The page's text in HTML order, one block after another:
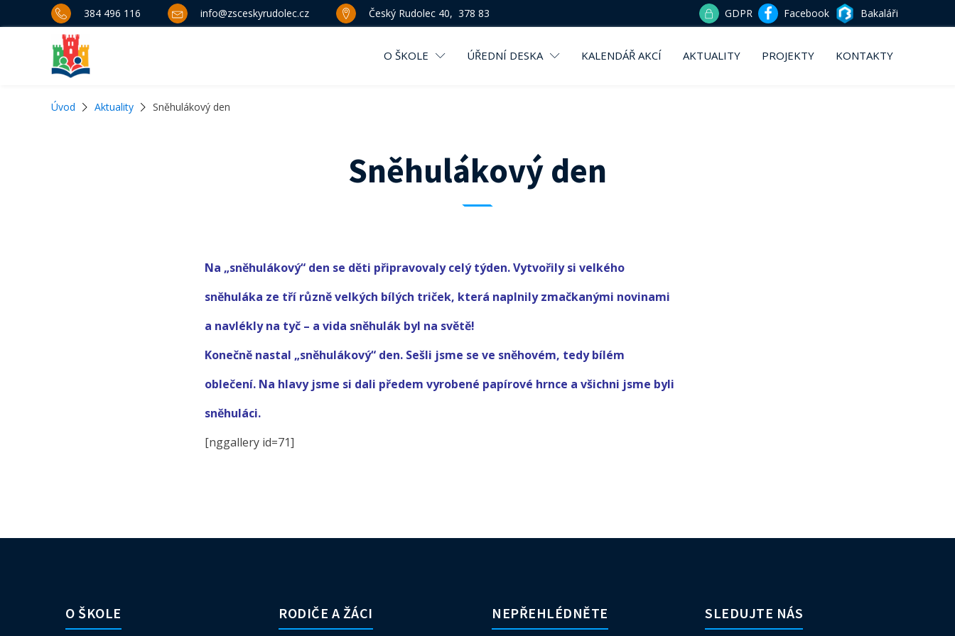
384 496 116 info@zsceskyrudolec.cz Český Rudolec 40, 378 83 GDPR Facebook Bakaláři
O ŠKOLE ÚŘEDNÍ DESKA KALENDÁŘ AKCÍ AKTUALITY PROJEKTY KONTAKTY
Úvod Aktuality Sněhulákový den
Sněhulákový den
Na „sněhulákový“ den se děti připravovaly celý týden. Vytvořily si velkého
sněhuláka ze tří různě velkých bílých triček, která naplnily zmačkanými novinami
a navlékly na tyč – a vida sněhulák byl na světě!
Konečně nastal „sněhulákový“ den. Sešli jsme se ve sněhovém, tedy bílém
oblečení. Na hlavy jsme si dali předem vyrobené papírové hrnce a všichni jsme byli
sněhuláci.
[nggallery id=71]
O ŠKOLE RODIČE A ŽÁCI NEPŘEHLÉDNĚTE SLEDUJTE NÁS